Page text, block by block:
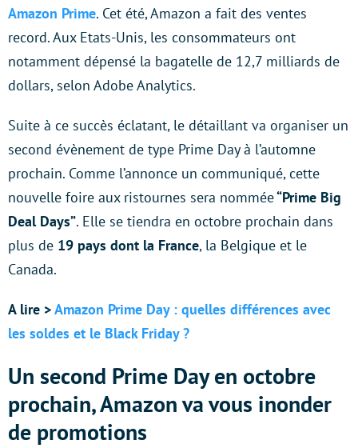
Amazon Prime. Cet été, Amazon a fait des ventes
record. Aux Etats-Unis, les consommateurs ont
notamment dépensé la bagatelle de 12,7 milliards de
dollars, selon Adobe Analytics.
Suite à ce succès éclatant, le détaillant va organiser un
second évènement de type Prime Day à l’automne
prochain. Comme l’annonce un communiqué, cette
nouvelle foire aux ristournes sera nommée“Prime Big
Deal Days”. Elle se tiendra en octobre prochain dans
plus de 19 pays dont la France, la Belgique et le
Canada.
A lire >Amazon Prime Day : quelles différences avec
les soldes et le Black Friday ?
Un second Prime Day en octobre
prochain, Amazon va vous inonder
de promotions